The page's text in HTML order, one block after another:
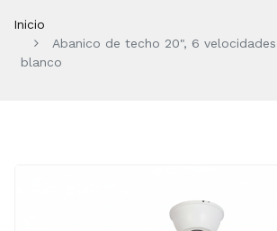
Inicio
Abanico de techo 20", 6
blanco